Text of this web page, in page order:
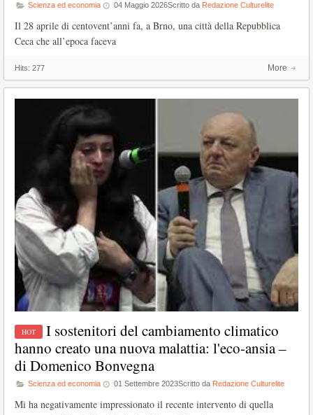
Scienza ed economia 04 Maggio 2026Scritto da Redazione Culturelite
Il 28 aprile di centovent’anni fa, a Brno, una città della Repubblica
Ceca che all’epoca faceva
Hits: 277 More
I sostenitori del cambiamento climatico
hanno creato una nuova malattia: l'eco-ansia –
di Domenico Bonvegna
Scienza ed economia 01 Settembre 2023Scritto da Redazione Culturelite
Mi ha negativamente impressionato il recente intervento di quella